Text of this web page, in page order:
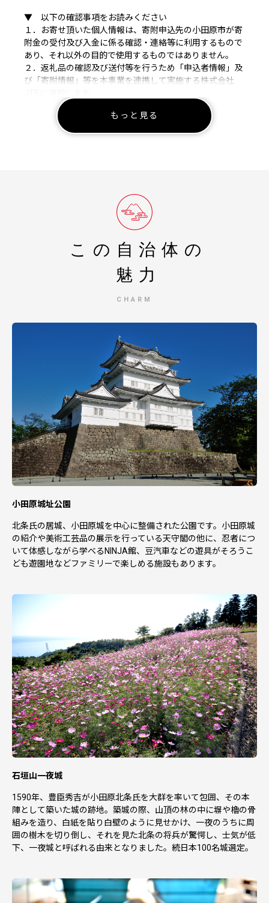
▼ 以下の確認事項をお読みください
１．お寄せ頂いた個人情報は、寄附申込先の小田原市が寄
附金の受付及び入金に係る確認・連絡等に利用するもので
あり、それ以外の目的で使用するものではありません。
２．返礼品の確認及び送付等を行うため「申込者情報」及
び「寄附情報」等を本事業を連携して実施する株式会社
３．寄附金受領証明書等は「申込者情報」の氏名・住所で
発行します。申込者が、税控除を受ける対象者となりま
す。返礼品と別便での発送となりますこと、あらかじめご
５．本年所得について、税の軽減を受ける場合には、寄附
金受領証明書等の領収日が本年中であることが必要です。
領収日は、クレジットカード決済の「決済日」となりま
６．申込時点ですでにご希望の返礼品が品切れになってい
る場合は、恐れ入りますが、その他の返礼品をお選びいた
だきますようお願い申し上げます。
７．返礼品ごとにお届け時期が異なります。詳細は、返礼
品の詳細ページにてご確認ください。また在庫の状況によ
における補償においては、再配達を含め対応はいたしかね
ますこと、あらかじめご了承ください。
９．梱包は返礼品ごとに個別に実施してお届けいたしま
す。複数返礼品の同一同梱はいたしかねます。
10．離島にはクール便でのお届けが出来ませんのでご注意
ください。
11．返礼品の画像には、収穫直後の実物写真、梱包時の写
真、調理写真やイメージ写真等もございますので、返礼品
選択時のイメージと異なる場合がございますこと、あらか
じめご了承ください。
12．ふるさと納税サイトの会員解除（退会）をされる際は
【お礼の品お届け完了後】に行ってください。お礼の品お
業務に不具合が生じる場合がございます。
13．小田原市外在住の個人の方に返礼品をお贈りします。
小田原市在住の方には返礼品はお贈りできません。
14．寄附完了後のキャンセルや申込内容の変更は出来ませ
ん。入力内容に間違いがないかご確認ください。
もっと見る
この自治体の
魅力
CHARM
小田原城址公園
北条氏の居城、小田原城を中心に整備された公園です。小田原城
の紹介や美術工芸品の展示を行っている天守閣の他に、忍者につ
いて体感しながら学べるNINJA館、豆汽車などの遊具がそろうこ
ども遊園地などファミリーで楽しめる施設もあります。
石垣山一夜城
1590年、豊臣秀吉が小田原北条氏を大群を率いて包囲、その本
陣として築いた城の跡地。築城の際、山頂の林の中に塀や櫓の骨
組みを造り、白紙を貼り白壁のように見せかけ、一夜のうちに周
囲の樹木を切り倒し、それを見た北条の将兵が驚愕し、士気が低
下、一夜城と呼ばれる由来となりました。続日本100名城選定。